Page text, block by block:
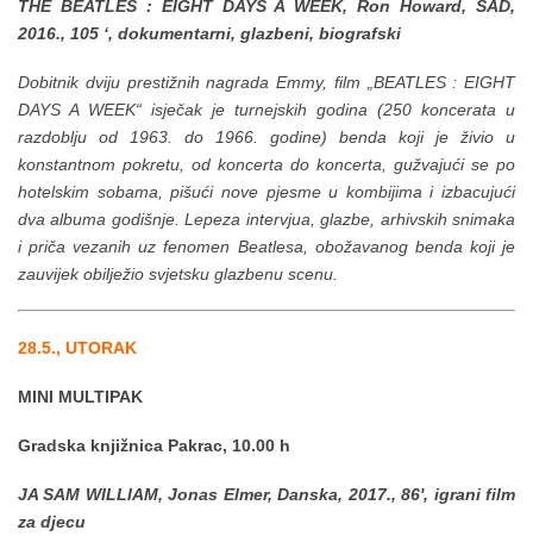
THE BEATLES : EIGHT DAYS A WEEK, Ron Howard, SAD,
2016., 105 ‘, dokumentarni, glazbeni, biografski
Dobitnik dviju prestižnih nagrada Emmy, film „BEATLES : EIGHT
DAYS A WEEK“ isječak je turnejskih godina (250 koncerata u
razdoblju od 1963. do 1966. godine) benda koji je živio u
konstantnom pokretu, od koncerta do koncerta, gužvajući se po
hotelskim sobama, pišući nove pjesme u kombijima i izbacujući
dva albuma godišnje. Lepeza intervjua, glazbe, arhivskih snimaka
i priča vezanih uz fenomen Beatlesa, obožavanog benda koji je
zauvijek obilježio svjetsku glazbenu scenu.
28.5., UTORAK
MINI MULTIPAK
Gradska knjižnica Pakrac, 10.00 h
JA SAM WILLIAM, Jonas Elmer, Danska, 2017., 86′, igrani film
za djecu